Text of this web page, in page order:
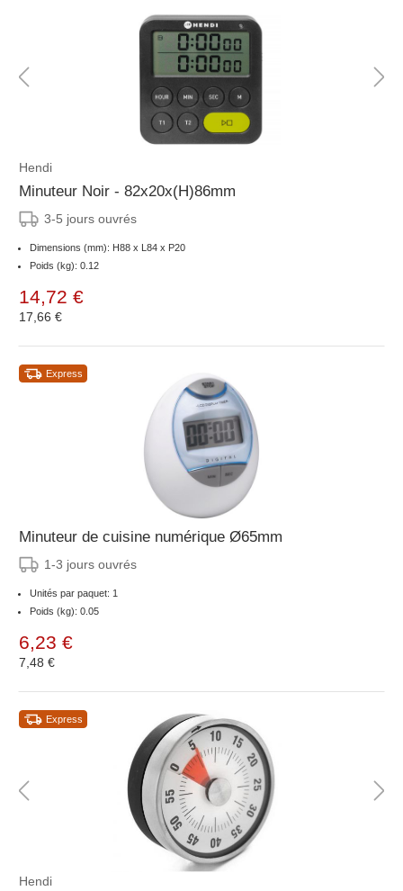
Hendi
Minuteur Noir - 82x20x(H)86mm
3-5 jours ouvrés
Dimensions (mm): H88 x L84 x P20
Poids (kg): 0.12
14,72 €
17,66 €
Express
Minuteur de cuisine numérique Ø65mm
1-3 jours ouvrés
Unités par paquet: 1
Poids (kg): 0.05
6,23 €
7,48 €
Express
Hendi